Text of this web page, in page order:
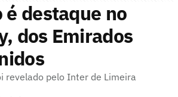
destaque no
dos Emirados
revelado pelo Inter de Limeira